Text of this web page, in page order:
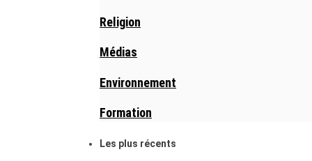
Religion
Médias
Environnement
Formation
Les plus récents